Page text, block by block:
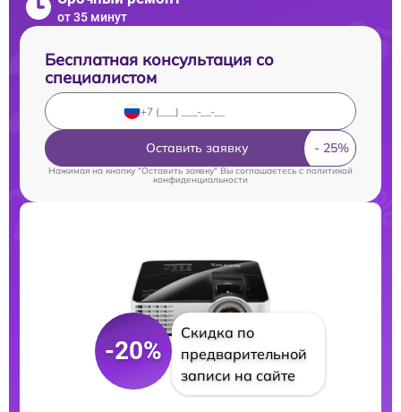
от 35 минут
Бесплатная консультация со
специалистом
Оставить заявку
Нажимая на кнопку "Оставить заявку" Вы соглашаетесь cполитикой
конфиденциальности
-20%
Скидка по
предварительной
записи на сайте